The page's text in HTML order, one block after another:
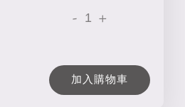
- +
加入購物車